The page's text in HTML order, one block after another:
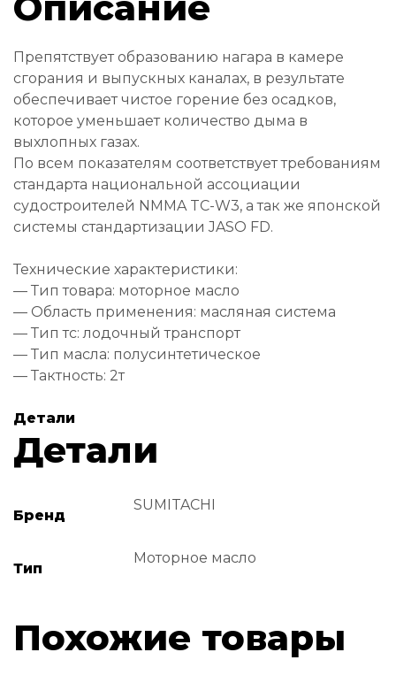
Препятствует образованию нагара в камере
сгорания и выпускных каналах, в результате
обеспечивает чистое горение без осадков,
которое уменьшает количество дыма в
выхлопных газах.
По всем показателям соответствует требованиям
стандарта национальной ассоциации
судостроителей NMMA TC-W3, а так же японской
системы стандартизации JASO FD.
Технические характеристики:
— Тип товара: моторное масло
— Область применения: масляная система
— Тип тс: лодочный транспорт
— Тип масла: полусинтетическое
— Тактность: 2т
Детали
Детали
Бренд
SUMITACHI
Тип
Моторное масло
Похожие товары